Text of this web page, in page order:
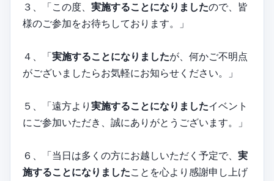
３、「この度、 実施することになりましたので、皆
様のご参加をお待ちしております。」
４、「実施することになりましたが、何かご不明点
がございましたらお気軽にお知らせください。」
５、「遠方より 実施することになりましたイベント
にご参加いただき、誠にありがとうございます。」
６、「当日は多くの方にお越しいただく予定で、 実
施することになりましたことを心より感謝申し上げ